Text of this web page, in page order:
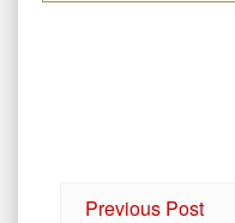
Previous Post